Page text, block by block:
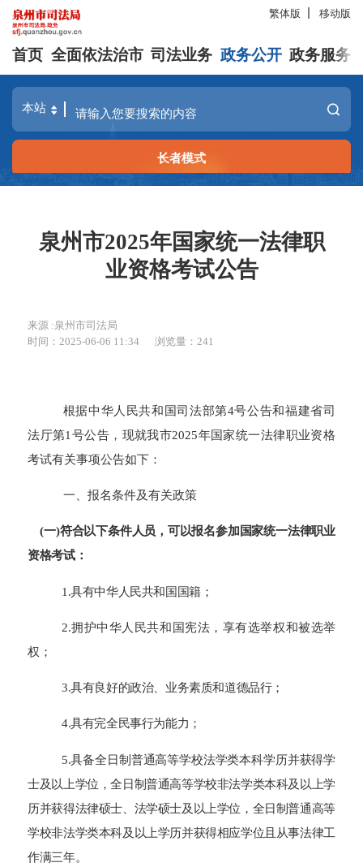
繁体版 移动版
首页 全面依法治市 司法业务 政务公开 政务服务
长者模式
泉州市2025年国家统一法律职
业资格考试公告
来源 :泉州市司法局
时间：2025-06-06 11:34
浏览量：241
根据中华人民共和国司法部第4号公告和福建省司
法厅第1号公告，现就我市2025年国家统一法律职业资格
考试有关事项公告如下 ：
一、报名条件及有关政策
(一)符合以下条件人员，可以报名参加国家统一法律职业
资格考试：
1.具有中华人民共和国国籍；
2.拥护中华人民共和国宪法，享有选举权和被选举
权；
3.具有良好的政治、业务素质和道德品行；
4.具有完全民事行为能力；
5.具备全日制普通高等学校法学类本科学历并获得学
士及以上学位，全日制普通高等学校非法学类本科及以上学
历并获得法律硕士、法学硕士及以上学位，全日制普通高等
学校非法学类本科及以上学历并获得相应学位且从事法律工
作满三年。